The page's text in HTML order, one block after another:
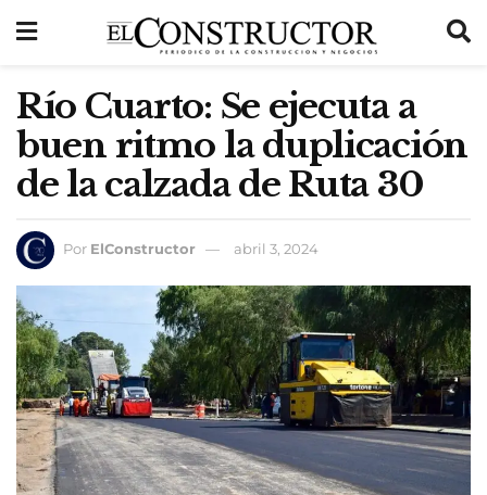
Río Cuarto: Se ejecuta a
buen ritmo la duplicación
de la calzada de Ruta 30
Por ElConstructor abril 3, 2024